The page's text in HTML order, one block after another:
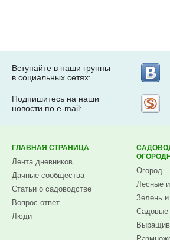
Вступайте в наши группы
в социальных сетях:
Подпишитесь на наши
новости по e-mail:
ГЛАВНАЯ СТРАНИЦА
Лента дневников
Дачные сообщества
Статьи о садоводстве
Вопрос-ответ
Люди
Огород
Лесные
Зелень
Садовые